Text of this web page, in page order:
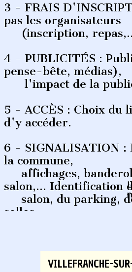
3 - FRAIS
pas les organisateurs
(inscription,
4 - PUBLICITÉS :
pense-bête, médias),
l'impact de la
5 - ACCÈS : Choix
d'y accéder.
6 - SIGNALISATION :
la commune,
affichages,
salon,... Identification
salon, du parking,
salles,...
badges, le café,...
VILLEFRANCHE-